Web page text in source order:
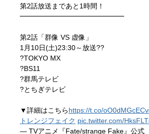
第2話放送まであと1時間！
━━━━━━━━━━━━━━━
第2話「群像 VS 虚像」
1月10日(土)23:30～放送??
?TOKYO MX
?BS11
?群馬テレビ
?とちぎテレビ
▼詳細はこちらhttps://t.co/oO0dMGcECv
トレンジフェイク pic.twitter.com/
— TVアニメ『Fate/strange Fake』公式